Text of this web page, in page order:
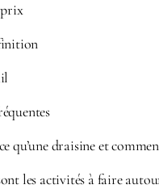
qu’une draisine et
les activités à faire